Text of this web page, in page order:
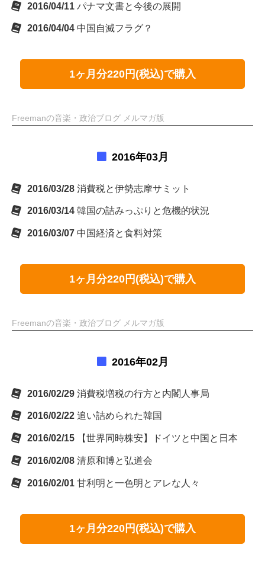
2016/04/11 パナマ文書と今後の展開
2016/04/04 中国自滅フラグ？
1ヶ月分220円(税込)で購入
Freemanの音楽・政治ブログ メルマガ版
2016年03月
2016/03/28 消費税と伊勢志摩サミット
2016/03/14 韓国の詰みっぷりと危機的状況
2016/03/07 中国経済と食料対策
1ヶ月分220円(税込)で購入
Freemanの音楽・政治ブログ メルマガ版
2016年02月
2016/02/29 消費税増税の行方と内閣人事局
2016/02/22 追い詰められた韓国
2016/02/15 【世界同時株安】ドイツと中国と日本
2016/02/08 清原和博と弘道会
2016/02/01 甘利明と一色明とアレな人々
1ヶ月分220円(税込)で購入